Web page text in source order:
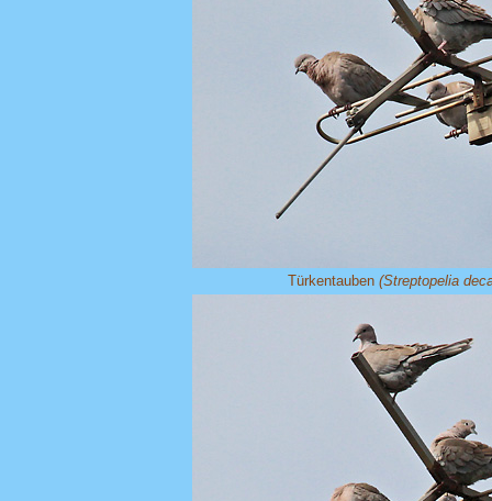
Türkentauben (Streptopelia